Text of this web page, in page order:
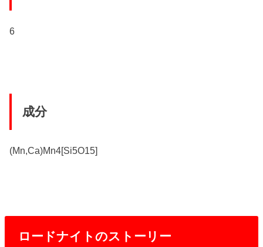
6
成分
(Mn,Ca)Mn4[Si5O15]
ロードナイトのストーリー